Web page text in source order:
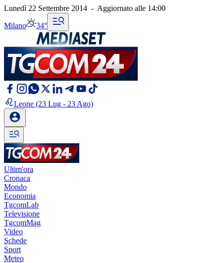
Lunedì 22 Settembre 2014 - Aggiornato alle 14:00
Milano 34°
Leone (23 Lug - 23 Ago)
Ultim'ora
Cronaca
Mondo
Economia
TgcomLab
Televisione
TgcomMag
Video
Schede
Sport
Meteo